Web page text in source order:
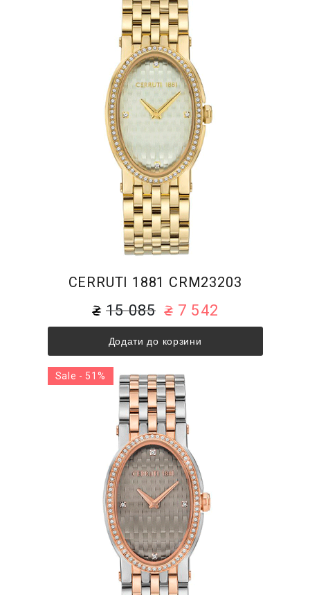
CERRUTI 1881 CRM23203
15 085 7 542
Додати до корзини
Sale - 51%